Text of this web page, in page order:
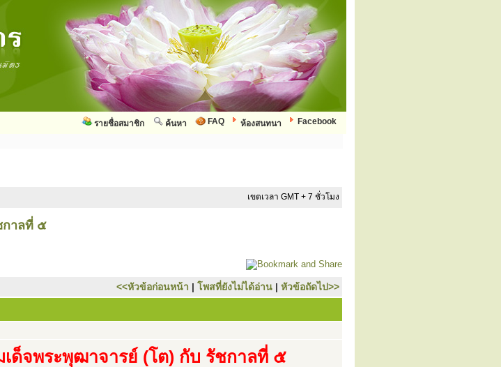
Facebook
ห้องสนทนา
FAQ
ค้นหา
รายชื่อสมาชิก
เขตเวลา GMT + 7 ชั่วโมง
กาลที่ ๕
<<หัวข้อก่อนหน้า | โพสที่ยังไม่ได้อ่าน | หัวข้อถัดไป>>
เด็จพระพุฒาจารย์ (โต) กับ รัชกาลที่ ๕